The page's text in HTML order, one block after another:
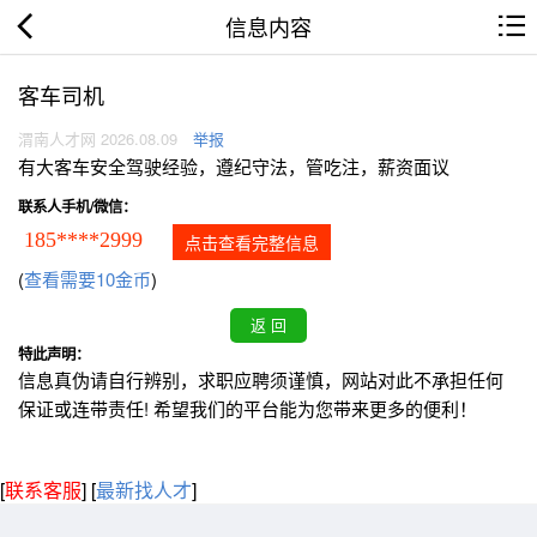
信息内容
客车司机
渭南人才网 2026.08.09 举报
有大客车安全驾驶经验，遵纪守法，管吃注，薪资面议
联系人手机/微信：
185****2999 点击查看完整信息
(查看需要10金币)
特此声明：
信息真伪请自行辨别，求职应聘须谨慎，网站对此不承担任何
保证或连带责任! 希望我们的平台能为您带来更多的便利！
[联系客服] [最新找人才]